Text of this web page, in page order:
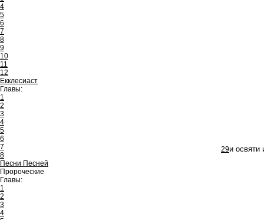
4
5
6
7
8
9
10
11
12
Екклесиаст
Главы:
1
2
3
4
5
6
7
8
Песни Песней
Пророческие
Главы:
1
2
3
4
29и освяти